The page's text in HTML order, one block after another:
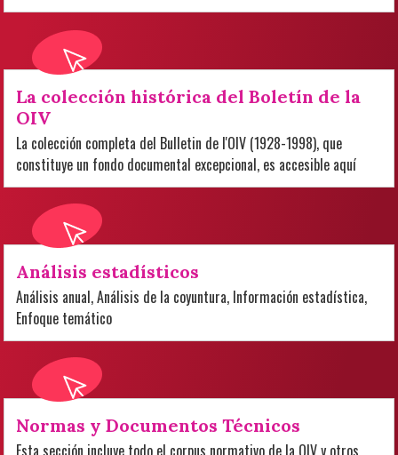
La colección histórica del Boletín de la
OIV
La colección completa del Bulletin de l'OIV (1928-1998), que
constituye un fondo documental excepcional, es accesible aquí
Análisis estadísticos
Análisis anual, Análisis de la coyuntura, Información estadística,
Enfoque temático
Normas y Documentos Técnicos
Esta sección incluye todo el corpus normativo de la OIV y otros